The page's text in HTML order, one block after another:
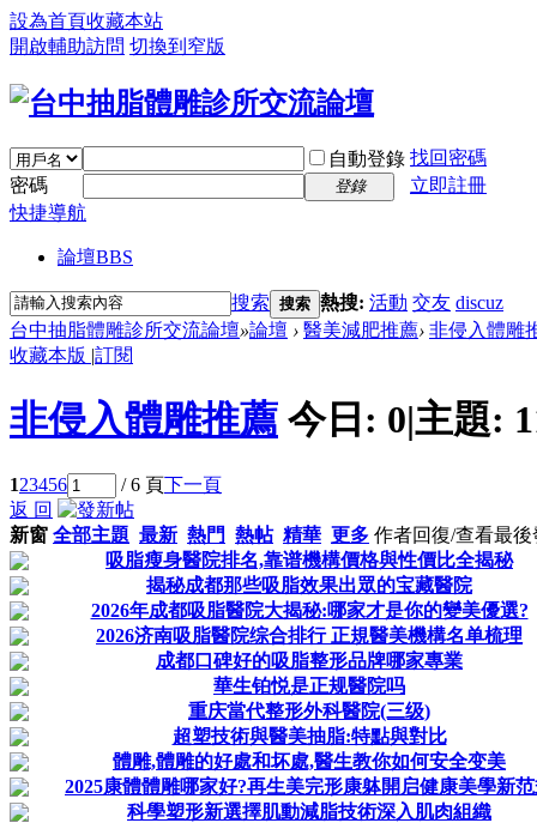
設為首頁收藏本站
開啟輔助訪問 切換到窄版
自動登錄 找回密碼
密碼
登錄
立即註冊
快捷導航
論壇BBS
搜索 搜索 熱搜: 活動 交友 discuz
台中抽脂體雕診所交流論壇»論壇 › 醫美減肥推薦› 非侵入體雕
收藏本版 |訂閱
非侵入體雕推薦 今日: 0|主題:
123456 / 6 頁下一頁
返 回
新窗 全部主題 最新 熱門 熱帖 精華 更多 作者回復/查看最後
吸脂瘦身醫院排名,靠谱機構價格與性價比全揭秘
揭秘成都那些吸脂效果出眾的宝藏醫院
2026年成都吸脂醫院大揭秘:哪家才是你的變美優選?
2026济南吸脂醫院综合排行 正規醫美機構名单梳理
成都口碑好的吸脂整形品牌哪家專業
華生铂悦是正规醫院吗
重庆當代整形外科醫院(三级)
超塑技術與醫美抽脂:特點與對比
體雕,體雕的好處和坏處,醫生教你如何安全变美
2025康體體雕哪家好?再生美完形康躰開启健康美學新
科學塑形新選擇肌動減脂技術深入肌肉組織